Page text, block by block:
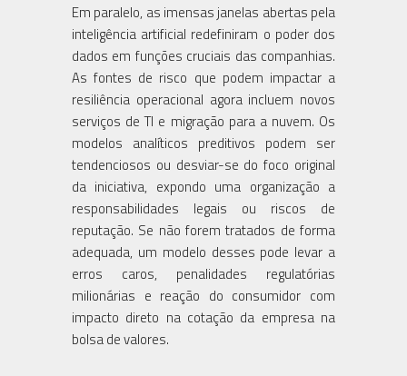
Em paralelo, as imensas janelas abertas pela
inteligência artificial redefiniram o poder dos
dados em funções cruciais das companhias.
As fontes de risco que podem impactar a
resiliência operacional agora incluem novos
serviços de TI e migração para a nuvem. Os
modelos analíticos preditivos podem ser
tendenciosos ou desviar-se do foco original
da iniciativa, expondo uma organização a
responsabilidades legais ou riscos de
reputação. Se não forem tratados de forma
adequada, um modelo desses pode levar a
erros caros, penalidades regulatórias
milionárias e reação do consumidor com
impacto direto na cotação da empresa na
bolsa de valores.